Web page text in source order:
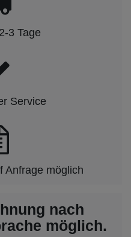
3 Tage
Service
Anfrage möglich
nach
möglich.